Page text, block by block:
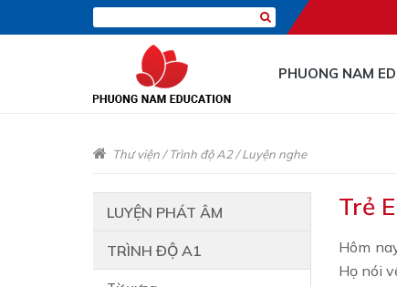
PHUONG NAM
Thư viện/Trình độ A2/Luyện nghe
LUYỆN PHÁT ÂM
TRÌNH ĐỘ A1
Trẻ
Hôm
Họ nói